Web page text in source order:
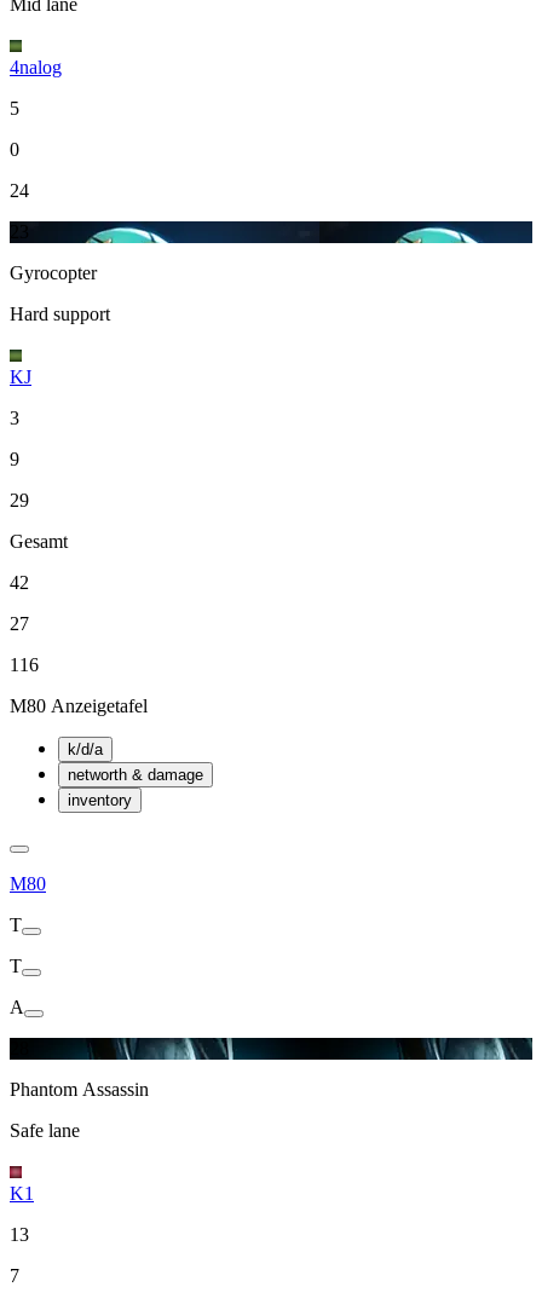
4nalog
5
0
24
23
Gyrocopter
Hard support
KJ
3
9
29
Gesamt
42
27
116
M80 Anzeigetafel
k/d/a
networth & damage
inventory
M80
T
T
A
Phantom Assassin
Safe lane
K1
13
7